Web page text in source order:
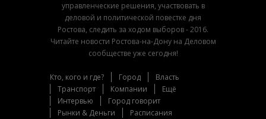
управленческие решения, участвовать в
деловой и политической повестке дня
Ростова, следить за ходом выборов - 2016.
Читайте новости Ростова-на-Дону на Деловом
сообществе уже сегодня!
Кто, кого и где? Город
Власть
Транспорт
Компании
Ещё
Интервью
Город говорит
Рынки & Деньги
Расписания